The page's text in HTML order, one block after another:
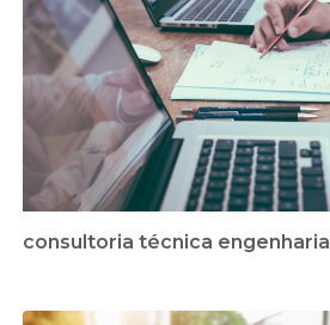
consultoria técnica engenharia